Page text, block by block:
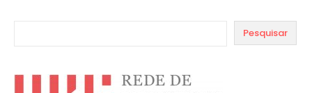
Pesquisar